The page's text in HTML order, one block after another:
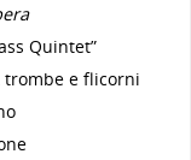
Quintet”
trombe e flicorni